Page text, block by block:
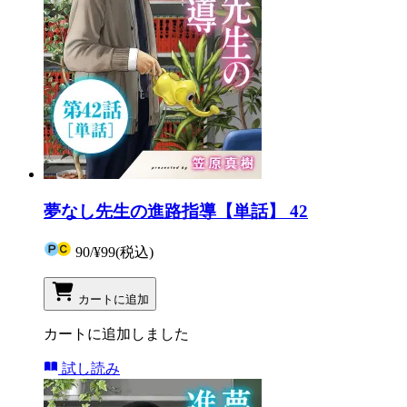
夢なし先生の進路指導【単話】 42
90/¥99(税込)
カートに追加
カートに追加しました
試し読み